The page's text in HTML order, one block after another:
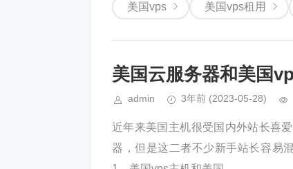
美国vps 美国vps租用
美国云服务器和美国
admin 3年前 (2023-05-28)
近年来美国主机很受国内外站长喜
器，但是这二者不少新手站长容易